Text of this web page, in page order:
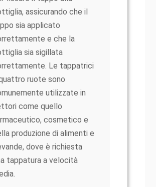
assicurando che il
sia applicato
e che la
sia sigillata
Le tappatrici
ruote sono
utilizzate in
come quello
cosmetico e
produzione di alimenti e
dove è richiesta
tappatura a velocità